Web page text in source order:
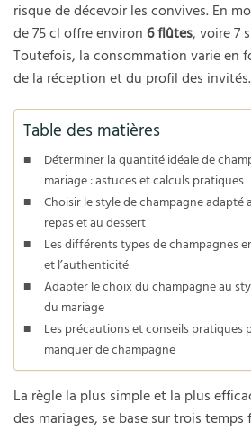
risque de décevoir les convives. En
de 75 cl offre environ 6 flûtes, voire 7
Toutefois, la consommation varie en
de la réception et du profil des invités.
Table des matières
Déterminer la quantité idéale de
mariage : astuces et calculs pratiques
Choisir le style de champagne adapté
repas et au dessert
Les différents types de champagnes
et l’authenticité
Adapter le choix du champagne au
du mariage
Les précautions et conseils pratiques
manquer de champagne
La règle la plus simple et la plus
des mariages, se base sur trois temps